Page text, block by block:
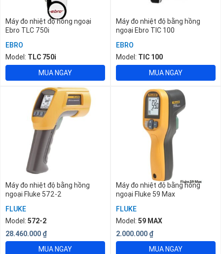
Máy đo nhiệt độ hồng ngoại
Ebro TLC 750i
EBRO
Model: TLC 750i
MUA NGAY
Máy đo nhiệt độ bằng hồng
ngoại Ebro TIC 100
EBRO
Model: TIC 100
MUA NGAY
Máy đo nhiệt độ bằng hồng
ngoại Fluke 572-2
FLUKE
Model: 572-2
28.460.000 ₫
MUA NGAY
Máy đo nhiệt độ bằng hồng
ngoại Fluke 59 Max
FLUKE
Model: 59 MAX
2.000.000 ₫
MUA NGAY